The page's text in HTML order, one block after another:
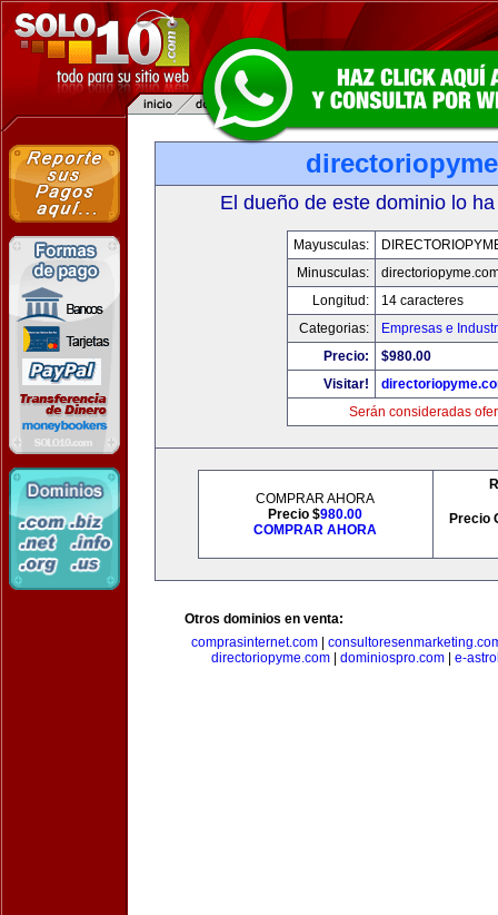
El dueño de este dominio lo
Mayusculas:
Minusculas:
Longitud:
14 caracteres
Categorias:
Empresas e
Precio:
$980.00
Visitar!
Serán consideradas
COMPRAR AHORA
Precio $980.00
COMPRAR AHORA
Precio
Otros dominios en venta:
comprasinternet.com|
directoriopyme.com| dominiospro.com| e-